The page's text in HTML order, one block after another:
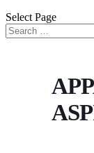
Select Page